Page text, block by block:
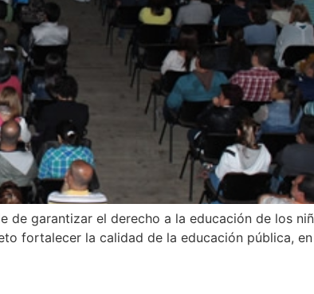
de garantizar el derecho a la educación de los
fortalecer la calidad de la educación pública,